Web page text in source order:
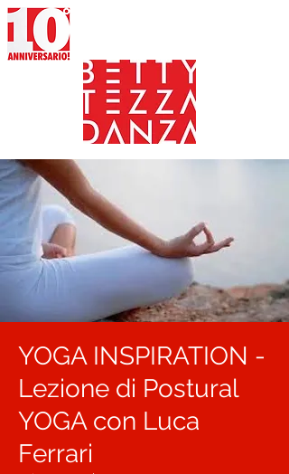
YOGA INSPIRATION -
Lezione di Postural
YOGA con Luca
Ferrari